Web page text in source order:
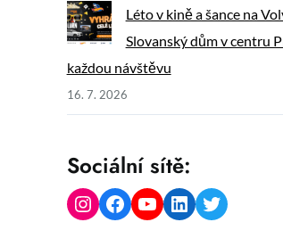
Léto v kině a šance na
Slovanský dům v centru
každou návštěvu
16. 7. 2026
Sociální sítě:
Instagram Facebook YouTube LinkedIn Twitter